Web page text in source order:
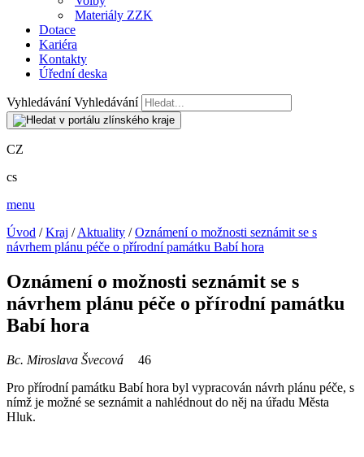
Materiály ZZK
Dotace
Kariéra
Kontakty
Úřední deska
Vyhledávání Vyhledávání
CZ
cs
menu
Úvod /Kraj /Aktuality /Oznámení o možnosti seznámit se s
návrhem plánu péče o přírodní památku Babí hora
Oznámení o možnosti seznámit se s
návrhem plánu péče o přírodní památku
Babí hora
Bc. Miroslava Švecová
46
Pro přírodní památku Babí hora byl vypracován návrh plánu péče, s
nímž je možné se seznámit a nahlédnout do něj na úřadu Města
Hluk.